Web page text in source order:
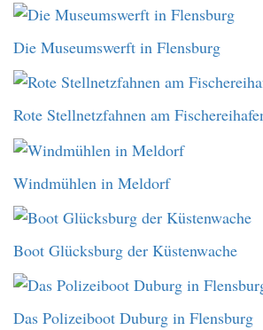
Die Museumswerft in Flensburg
Rote Stellnetzfahnen am
Windmühlen in Meldorf
Boot Glücksburg der Küstenwache
Das Polizeiboot Duburg in Flensburg